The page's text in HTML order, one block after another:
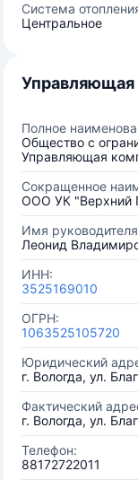
Система
Центральное
Управляющая
Полное
Общество с
Управляющая
Сокращенное
ООО УК "Верхний
Имя
Леонид
ИНН:
3525169010
ОГРН:
1063525105720
Юридический
г. Вологда, ул.
Фактический
г. Вологда, ул.
Телефон:
88172722011